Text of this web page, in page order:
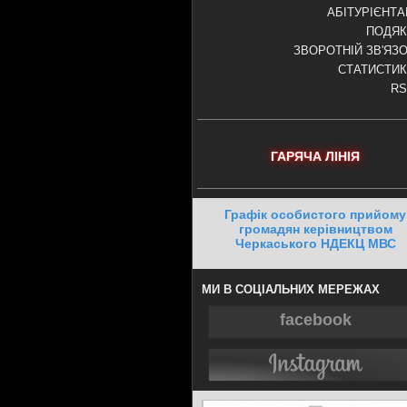
ЗВОРОТНІЙ
ГАРЯЧА ЛІНІЯ
Графік особистого прийому
громадян керівництвом
Черкаського НДЕКЦ МВС
МИ В СОЦІАЛЬНИХ МЕРЕЖАХ
facebook